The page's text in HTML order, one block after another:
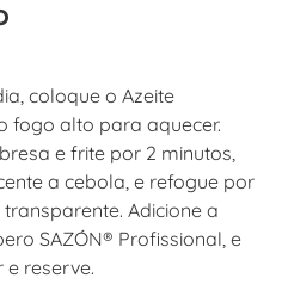
coloque o Azeite
fogo alto para aquecer.
e frite por 2 minutos,
a cebola, e refogue por
Adicione a
SAZÓN® Profissional, e
e reserve.